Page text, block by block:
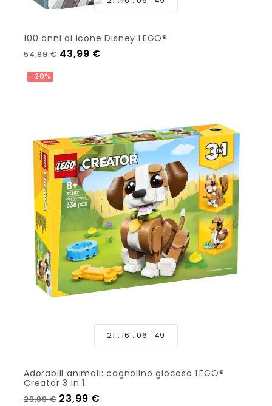
100 anni di icone Disney LEGO®
Prezzo regolare
54,99 € Prezzo
43,99 €
-20%
21 16 06 47
Adorabili animali: cagnolino giocoso LEGO®
Creator 3 in 1
Prezzo regolare
29,99 € Prezzo
23,99 €